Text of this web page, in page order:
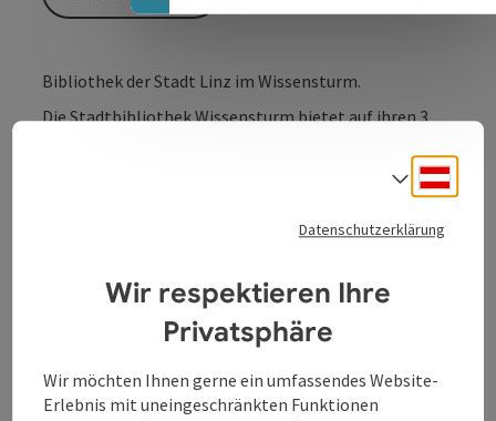
Bibliothek der Stadt Linz im Wissensturm.
Die Stadtbibliothek Wissensturm bietet auf ihren 3
Sachbüchern, Krimis, Graphic Novels und Lesestoff aus
Zeitschriften, Spiele, CDs, DVDs, Tonies und Noten
Mit der geräumigen Kinderbibliothek und
dem Lernzentrum LEWIS
ist die Stadtbibliothek
Wissensturm ein Ort zum Verweilen für Jung und Alt.
Datenschutzerklärung
Wir respektieren Ihre
Privatsphäre
Wir möchten Ihnen gerne ein umfassendes Website-
Erlebnis mit uneingeschränkten Funktionen